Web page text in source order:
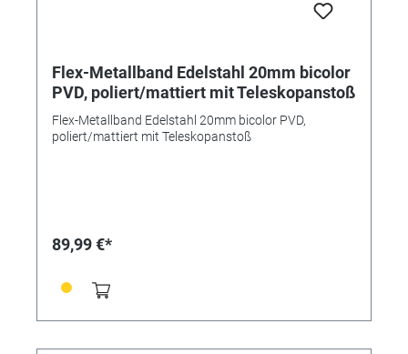
Flex-Metallband Edelstahl 20mm bicolor
PVD, poliert/mattiert mit Teleskopanstoß
Flex-Metallband Edelstahl 20mm bicolor PVD,
poliert/mattiert mit Teleskopanstoß
89,99 €*